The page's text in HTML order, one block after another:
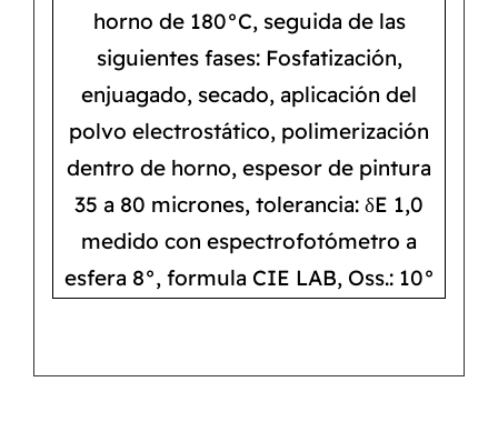
horno de 180°C, seguida de las
siguientes fases: Fosfatización,
enjuagado, secado, aplicación del
polvo electrostático, polimerización
dentro de horno, espesor de pintura
35 a 80 micrones, tolerancia: δE 1,0
medido con espectrofotómetro a
esfera 8°, formula CIE LAB, Oss.: 10°